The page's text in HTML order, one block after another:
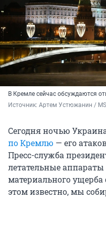
В Кремле сейчас обсуждаются
Источник: Артем Устюжанин /
Сегодня ночью
по Кремлю — его
Пресс-служба
летательные
материального ущерба
этом известно, мы